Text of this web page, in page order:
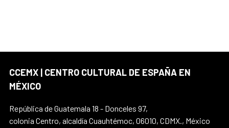
CCEMX | CENTRO CULTURAL DE ESPAÑA EN
MÉXICO
República de Guatemala 18 - Donceles 97,
colonia Centro, alcaldía Cuauhtémoc, 06010, CDMX., México